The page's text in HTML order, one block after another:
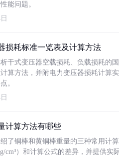
能问题。
损耗标准一览表及计算方法
干式变压器空载损耗、负载损耗的
算方法，并附电力变压器损耗计算
。
计算方法有哪些
了铜棒和黄铜棒重量的三种常用计
cm³）和计算公式的差异，并提供